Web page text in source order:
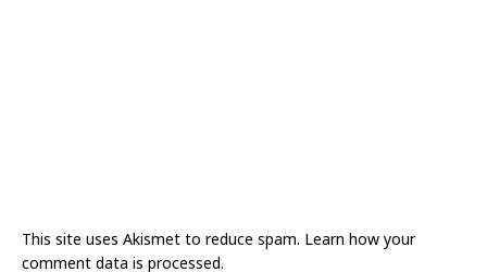
This site uses Akismet to reduce spam. Learn how your
comment data is processed.